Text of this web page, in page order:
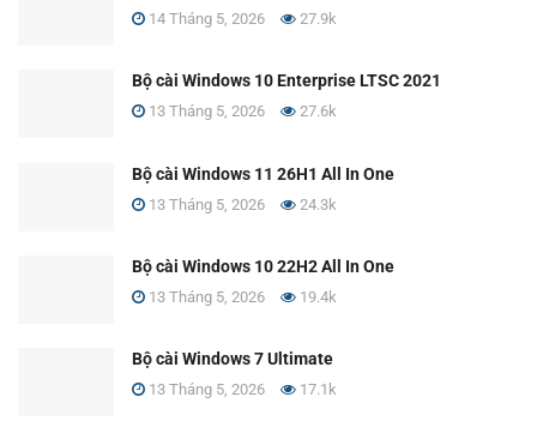
14 Tháng 5, 2026 27.9k
Bộ cài Windows 10 Enterprise LTSC 2021
13 Tháng 5, 2026 27.6k
Bộ cài Windows 11 26H1 All In One
13 Tháng 5, 2026 24.3k
Bộ cài Windows 10 22H2 All In One
13 Tháng 5, 2026 19.4k
Bộ cài Windows 7 Ultimate
13 Tháng 5, 2026 17.1k